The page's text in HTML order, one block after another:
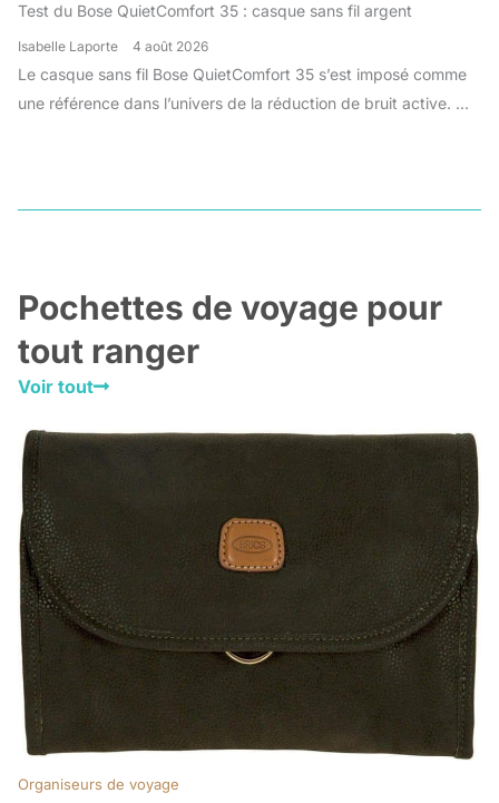
Test du Bose QuietComfort 35 : casque sans fil argent
Isabelle Laporte 4 août 2026
Le casque sans fil Bose QuietComfort 35 s’est imposé comme
une référence dans l’univers de la réduction de bruit active. ...
Pochettes de voyage pour
tout ranger
Voir tout
Organiseurs de voyage